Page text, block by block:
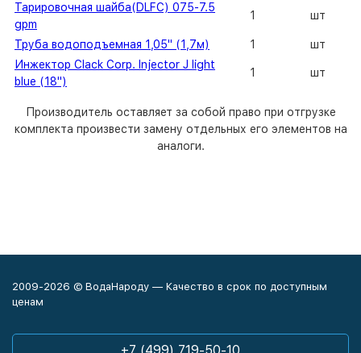
Тарировочная шайба(DLFC) 075-7.5
gpm
1 шт
Труба водоподъемная 1,05" (1,7м) 1
шт
Инжектор Clack Corp. Injector J light
blue (18")
1 шт
Производитель оставляет за собой право при отгрузке
комплекта произвести замену отдельных его элементов на
аналоги.
2009-2026 © ВодаНароду — Качество в срок по доступным
ценам